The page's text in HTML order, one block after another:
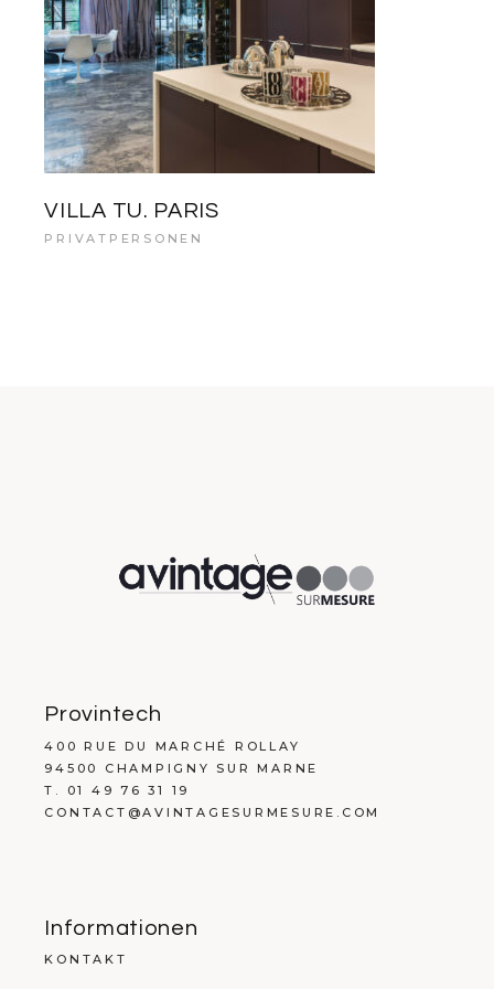
VILLA TU. PARIS
PRIVATPERSONEN
Provintech
400 RUE DU MARCHÉ ROLLAY
94500 CHAMPIGNY SUR MARNE
T. 01 49 76 31 19
CONTACT@AVINTAGESURMESURE.COM
Informationen
KONTAKT